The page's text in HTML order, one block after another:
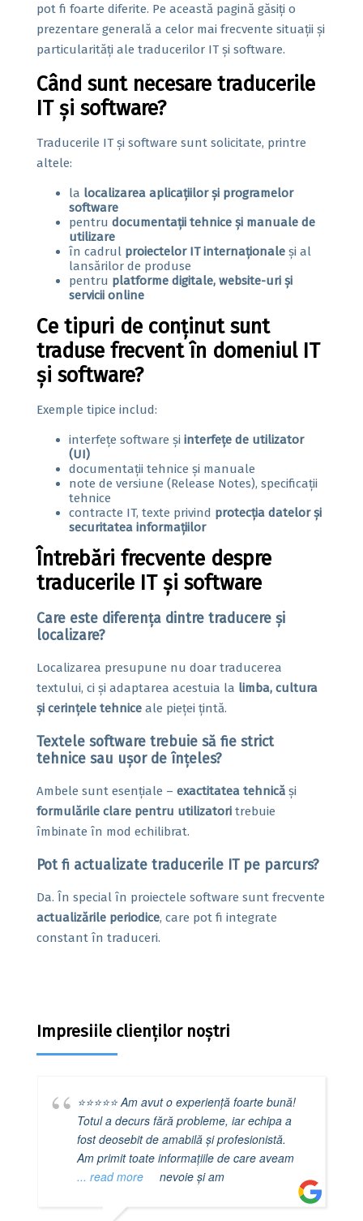
pot fi foarte diferite. Pe această pagină găsiți o
prezentare generală a celor mai frecvente situații și
particularități ale traducerilor IT și software.
Când sunt necesare traducerile
IT și software?
Traducerile IT și software sunt solicitate, printre
altele:
la localizarea aplicațiilor și programelor
software
pentru documentații tehnice și manuale de
utilizare
în cadrul proiectelor IT internaționale și al
lansărilor de produse
pentru platforme digitale, website-uri și
servicii online
Ce tipuri de conținut sunt
traduse frecvent în domeniul IT
și software?
Exemple tipice includ:
interfețe software și interfețe de utilizator
(UI)
documentații tehnice și manuale
note de versiune (Release Notes), specificații
tehnice
contracte IT, texte privind protecția datelor și
securitatea informațiilor
Întrebări frecvente despre
traducerile IT și software
Care este diferența dintre traducere și
localizare?
Localizarea presupune nu doar traducerea
textului, ci și adaptarea acestuia la limba, cultura
și cerințele tehnice ale pieței țintă.
Textele software trebuie să fie strict
tehnice sau ușor de înțeles?
Ambele sunt esențiale – exactitatea tehnică și
formulările clare pentru utilizatori trebuie
îmbinate în mod echilibrat.
Pot fi actualizate traducerile IT pe parcurs?
Da. În special în proiectele software sunt frecvente
actualizările periodice, care pot fi integrate
constant în traduceri.
Impresiile clienților noștri
⭐️⭐️⭐️⭐️⭐️ Am avut o experiență foarte bună!
Totul a decurs fără probleme, iar echipa a
fost deosebit de amabilă și profesionistă.
Am primit toate informațiile de care aveam
nevoie și am
... read more